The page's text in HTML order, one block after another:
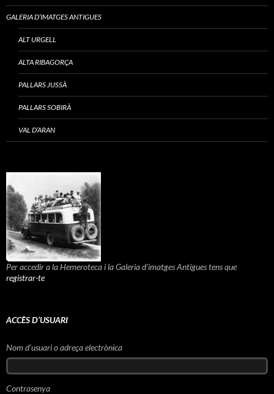
GALERIA D’IMATGES ANTIGUES
ALT URGELL
ALTA RIBAGORÇA
PALLARS JUSSÀ
PALLARS SOBIRÀ
VAL D’ARAN
Per accedir a la Hemeroteca i la Galeria d'imatges Antigues tens que
registrar-te
ACCÈS D’USUARI
Nom d'usuari o adreça electrònica
Contrasenya